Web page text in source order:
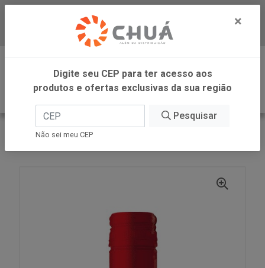
Baixe já nosso APP
0
INÍCIO
ZANLORENZI
×
Digite seu CEP para ter acesso aos
produtos e ofertas exclusivas da sua região
Pesquisar
Não sei meu CEP